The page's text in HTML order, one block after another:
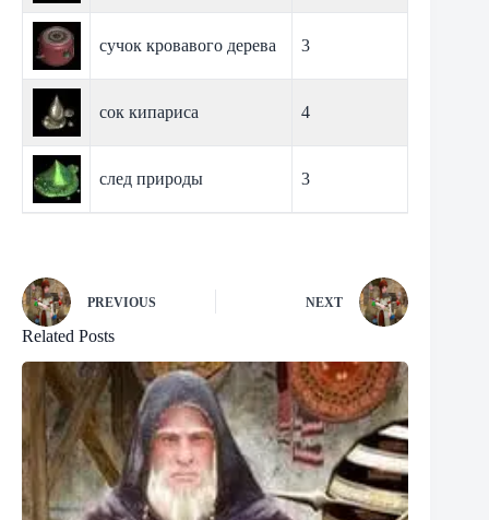
сучок кровавого дерева 3
сок кипариса 4
след природы 3
PREVIOUS NEXT
Related Posts